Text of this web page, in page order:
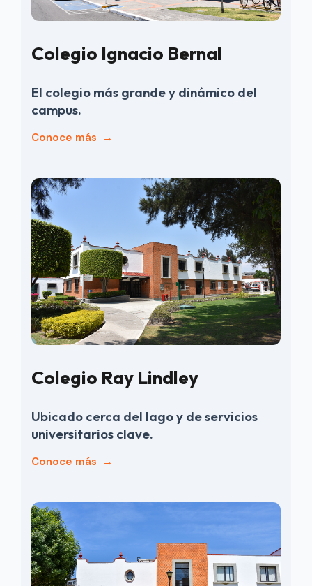
Colegio Ignacio Bernal
El colegio más grande y dinámico del
campus.
Conoce más →
Colegio Ray Lindley
Ubicado cerca del lago y de servicios
universitarios clave.
Conoce más →